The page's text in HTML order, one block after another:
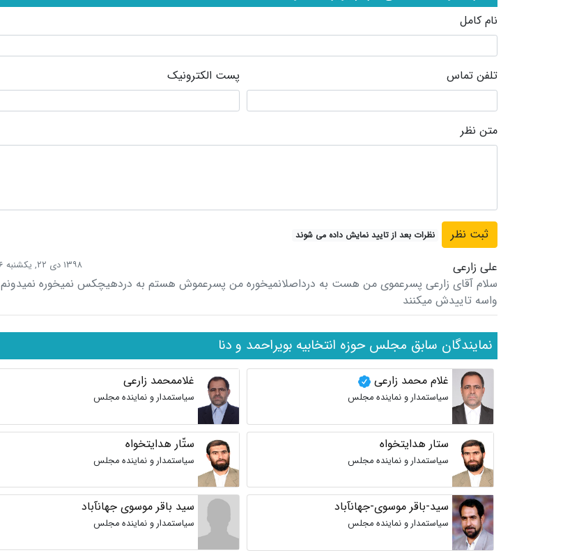
نام کامل
تلفن تماس پست الکترونیک
متن نظر
نظرات بعد از تایید نمایش داده می شوند
علی زارعی ۱۳۹۸ دی ۲۲, یکشنبه ۸:۱۶
سلام آقای زارعی پسرعموی من هست به درداصلانمیخوره من پسرعموش هستم به دردهیچکس نمیخوره نمیدونم
واسه تاییدش میکنند
نمایندگان سابق مجلس حوزه انتخابیه بویراحمد و دنا
غلام محمد زارعی
سیاستمدار و نماینده مجلس
غلاممحمد زارعی
سیاستمدار و نماینده مجلس
ستار هدایتخواه
سیاستمدار و نماینده مجلس
ستّار هدایتخواه
سیاستمدار و نماینده مجلس
سید-باقر موسوی-جهانآباد
سیاستمدار و نماینده مجلس
سید باقر موسوی جهانآباد
سیاستمدار و نماینده مجلس